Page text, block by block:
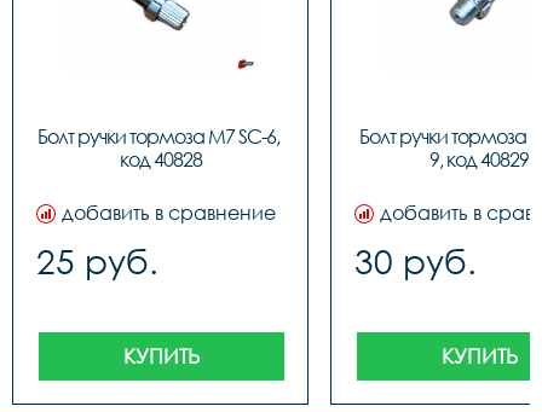
Болт ручки тормоза M7 SC-6,
код 40828
добавить в сравнение
25 руб.
КУПИТЬ
Болт ручки тормоза
9, код 40829
добавить в
30 руб.
КУПИТЬ